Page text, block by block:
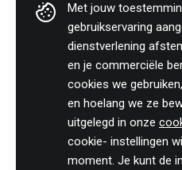
Met jouw
gebruikservaring
dienstverlening
en je commerciële
cookies we
en hoelang we ze
uitgelegd in onze
cookie- instellingen
moment. Je kunt de
Practicali bv
Hof te Perremans 16
+32 (0)46 820 02 12
Fax: +32 (0)51 85 00 78
E-mail: info@practicali.be
Ondernemingsnummer: BE